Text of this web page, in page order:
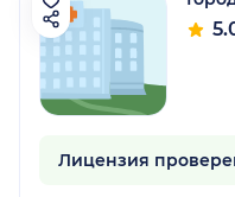
Лицензия